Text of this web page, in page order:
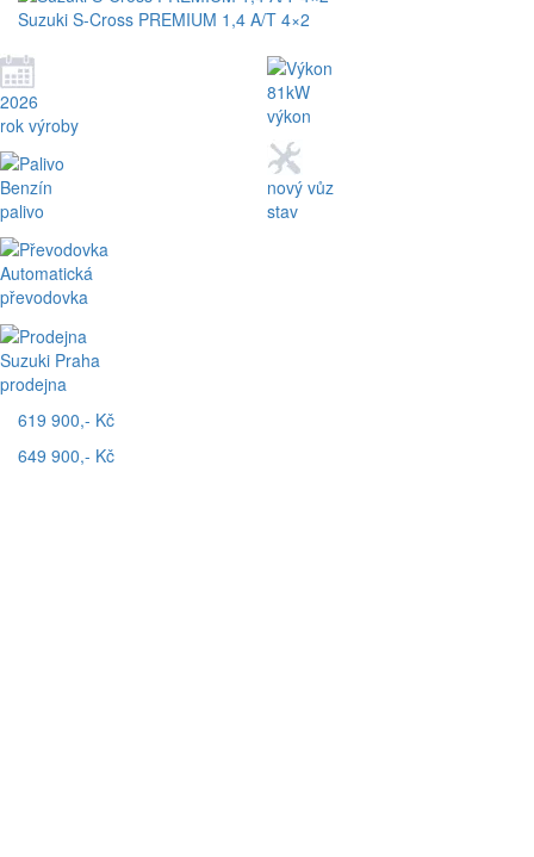
Suzuki S-Cross PREMIUM 1,4 A/T 4×2
2026
rok výroby
Benzín
palivo
Automatická
převodovka
Suzuki Praha
prodejna
81kW
výkon
nový vůz
stav
619 900,- Kč
649 900,- Kč